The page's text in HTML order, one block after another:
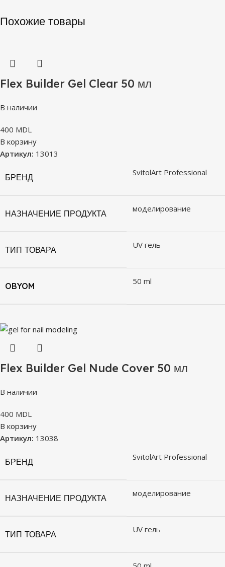
Похожие товары
Flex Builder Gel Clear 50 мл
В наличии
400 MDL
В корзину
Артикул: 13013
БРЕНД SvitolArt Professional
НАЗНАЧЕНИЕ ПРОДУКТА моделирование
ТИП ТОВАРА UV гель
OBYOM 50 ml
Flex Builder Gel Nude Cover 50 мл
В наличии
400 MDL
В корзину
Артикул: 13038
БРЕНД SvitolArt Professional
НАЗНАЧЕНИЕ ПРОДУКТА моделирование
ТИП ТОВАРА UV гель